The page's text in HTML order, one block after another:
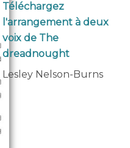
Téléchargez
l'arrangement à deux
voix de The
dreadnought
Lesley Nelson-Burns